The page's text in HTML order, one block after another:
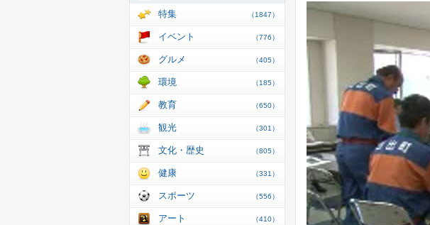
特集 （1847）
イベント （776）
グルメ （405）
環境 （185）
教育 （650）
観光 （301）
文化・歴史 （805）
健康 （331）
スポーツ （556）
アート （410）